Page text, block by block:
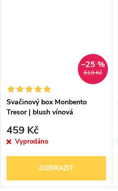
619 Kč
–25 %
Svačinový box Monbento
Tresor | blush vínová
459 Kč
Vyprodáno
ZOBRAZIT